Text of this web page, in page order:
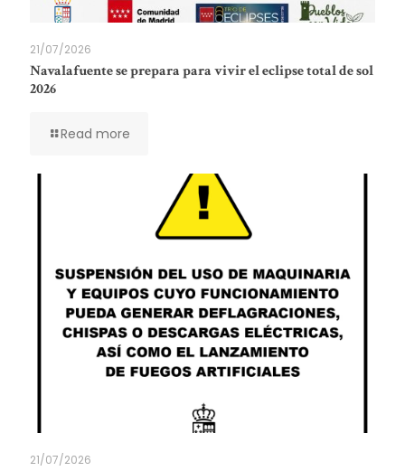
21/07/2026
Navalafuente se prepara para vivir el eclipse total de sol
2026
Read more
21/07/2026